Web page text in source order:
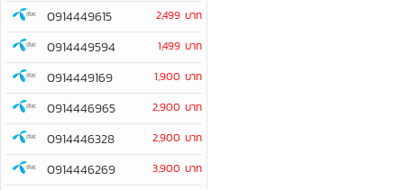
0914449615 2,499 บาท
0914449594 1,499 บาท
0914449169 1,900 บาท
0914446965 2,900 บาท
0914446328 2,900 บาท
0914446269 3,900 บาท